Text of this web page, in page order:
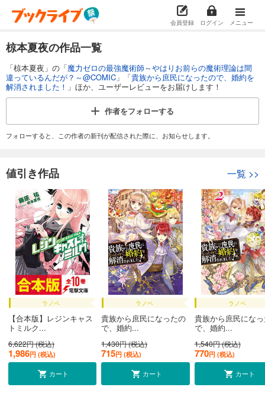
会員登録 ログイン メニュー
椋本夏夜の作品一覧
「椋本夏夜」の「魔力ゼロの最強魔術師～やはりお前らの魔術理論は間
違っているんだが？～@COMIC 」「貴族から庶民になったので、婚約を
解消されました！ 」ほか、ユーザーレビューをお届けします！
作者をフォローする
フォローすると、この作者の新刊が配信された際に、お知らせします。
値引き作品 一覧 >>
ラノベ
【合本版】レジンキャス
トミルク...
6,622円 (税込)
1,986円 (税込)
カート
ラノベ
貴族から庶民になったの
で、婚約...
1,430円 (税込)
715円 (税込)
カート
ラノベ
貴族から庶民にな
で、婚約...
1,540円 (税込)
770円 (税込)
カート